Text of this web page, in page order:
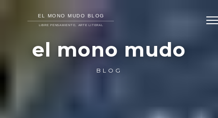
el mono mudo
BLOG